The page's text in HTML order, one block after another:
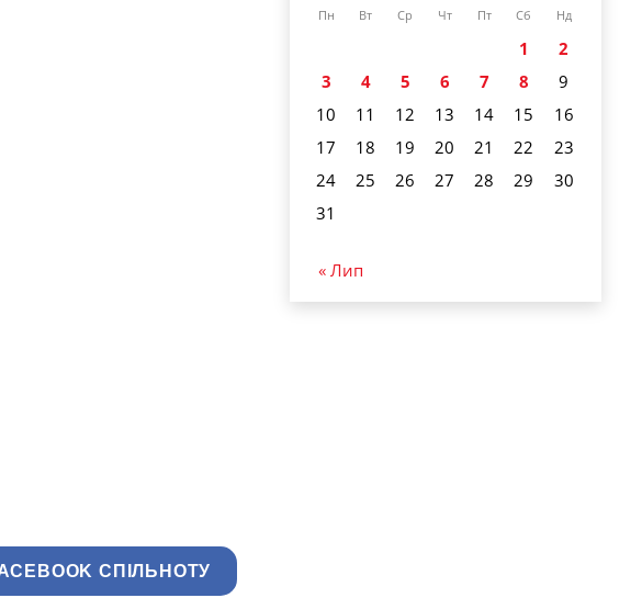
СПІЛЬНОТУ
Пн Вт Ср Чт Пт Сб Нд
1
2
3
4 5 6 7 8
9
10
11 12 13 14 15
16
17
18 19 20 21 22
23
24
25 26 27 28 29
30
31
« Лип